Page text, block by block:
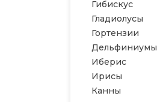
Гибискус
Гладиолусы
Гортензии
Дельфиниумы
Иберис
Ирисы
Канны